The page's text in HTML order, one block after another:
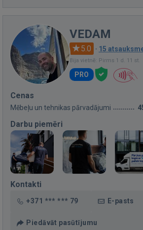
VEDAM
5.0 · 15
Bija vietnē: Pirms 1 d. 11 st.
PRO
Cenas
Mēbeļu un tehnikas pārvadājumi
Darbu piemēri
Kontakti
+371 *** *** 79 E-pasts
Piedāvāt pasūtījumu